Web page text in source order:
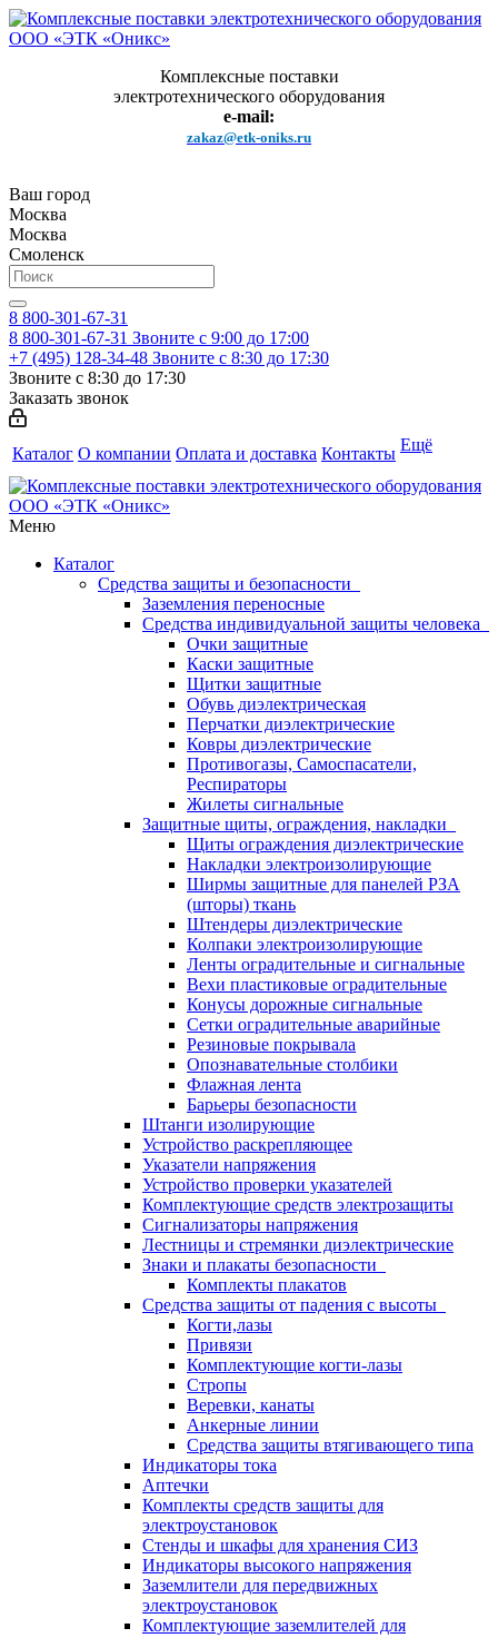
Комплексные поставки
электротехнического оборудования
e-mail:
zakaz@etk-oniks.ru
Ваш город
Москва
Москва
Смоленск
8 800-301-67-31
8 800-301-67-31 Звоните с 9:00 до 17:00
+7 (495) 128-34-48 Звоните с 8:30 до 17:30
Звоните с 8:30 до 17:30
Заказать звонок
Каталог О компании Оплата и доставка Контакты Ещё
Меню
Каталог
Средства защиты и безопасности
Заземления переносные
Средства индивидуальной защиты человека
Очки защитные
Каски защитные
Щитки защитные
Обувь диэлектрическая
Перчатки диэлектрические
Ковры диэлектрические
Противогазы, Самоспасатели,
Респираторы
Жилеты сигнальные
Защитные щиты, ограждения, накладки
Щиты ограждения диэлектрические
Накладки электроизолирующие
Ширмы защитные для панелей РЗА
(шторы) ткань
Штендеры диэлектрические
Колпаки электроизолирующие
Ленты оградительные и сигнальные
Вехи пластиковые оградительные
Конусы дорожные сигнальные
Сетки оградительные аварийные
Резиновые покрывала
Опознавательные столбики
Флажная лента
Барьеры безопасности
Штанги изолирующие
Устройство раскрепляющее
Указатели напряжения
Устройство проверки указателей
Комплектующие средств электрозащиты
Сигнализаторы напряжения
Лестницы и стремянки диэлектрические
Знаки и плакаты безопасности
Комплекты плакатов
Средства защиты от падения с высоты
Когти,лазы
Привязи
Комплектующие когти-лазы
Стропы
Веревки, канаты
Анкерные линии
Средства защиты втягивающего типа
Индикаторы тока
Аптечки
Комплекты средств защиты для
электроустановок
Стенды и шкафы для хранения СИЗ
Индикаторы высокого напряжения
Заземлители для передвижных
электроустановок
Комплектующие заземлителей для